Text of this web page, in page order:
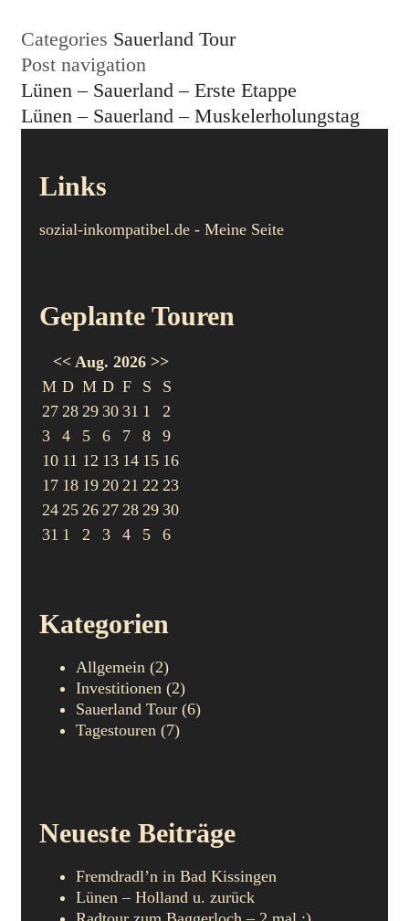
Categories Sauerland Tour
Post navigation
Lünen – Sauerland – Erste Etappe
Lünen – Sauerland – Muskelerholungstag
Links
sozial-inkompatibel.de - Meine Seite
Geplante Touren
<<Aug. 2026 >>
M D M D F S
S
27 28 29 30 31 1
2
3
4 5 6 7 8
9
10 11 12 13 14 15 16
17 18 19 20 21 22 23
24 25 26 27 28 29 30
31 1 2 3 4 5 6
Kategorien
Allgemein (2)
Investitionen (2)
Sauerland Tour (6)
Tagestouren (7)
Neueste Beiträge
Fremdradl’n in Bad Kissingen
Lünen – Holland u. zurück